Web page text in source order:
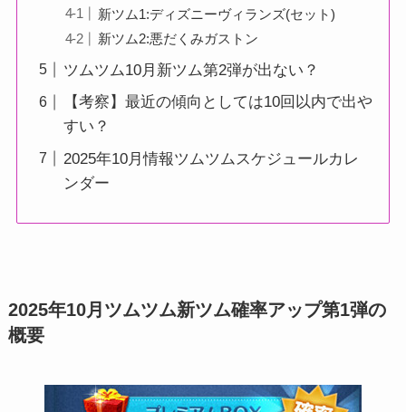
新ツム1:ディズニーヴィランズ(セット)
新ツム2:悪だくみガストン
ツムツム10月新ツム第2弾が出ない？
【考察】最近の傾向としては10回以内で出や
すい？
2025年10月情報ツムツムスケジュールカレ
ンダー
2025年10月ツムツム新ツム確率アップ第1弾の
概要